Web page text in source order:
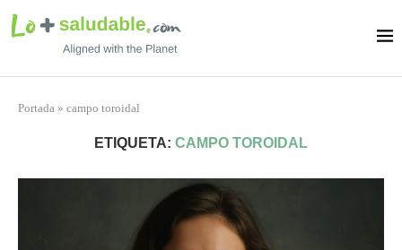
Portada » campo toroidal
ETIQUETA: CAMPO TOROIDAL